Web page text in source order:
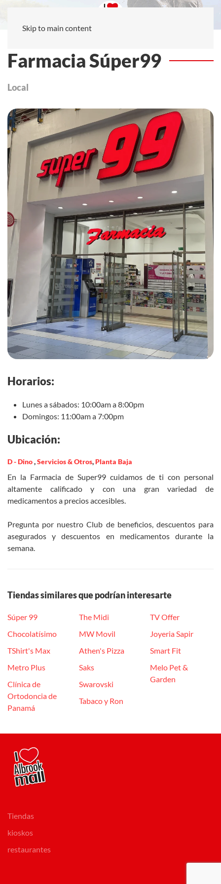
Skip to main content
Farmacia Súper99
Local
Horarios:
Lunes a sábados: 10:00am a 8:00pm
Domingos: 11:00am a 7:00pm
Ubicación:
D - Dino,Servicios & Otros,Planta Baja
En la Farmacia de Super99 cuidamos de ti con personal
altamente calificado y con una gran variedad de
medicamentos a precios accesibles.
Pregunta por nuestro Club de beneficios, descuentos para
asegurados y descuentos en medicamentos durante la
semana.
Tiendas similares que podrían interesarte
Súper 99
Chocolatísimo
TShirt's Max
Metro Plus
Clínica de
Ortodoncia de
Panamá
The Midi
MW Movil
Athen's Pizza
Saks
Swarovski
Tabaco y Ron
TV Offer
Joyeria Sapir
Smart Fit
Melo Pet &
Garden
Tiendas
kioskos
restaurantes